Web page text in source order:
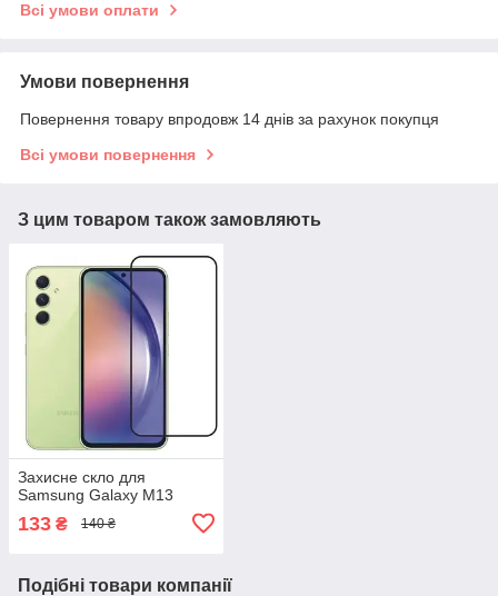
Всі умови оплати
Умови повернення
Повернення товару впродовж 14 днів за рахунок покупця
Всі умови повернення
З цим товаром також замовляють
Захисне скло для
Samsung Galaxy M13
133 ₴ 140 ₴
Подібні товари компанії